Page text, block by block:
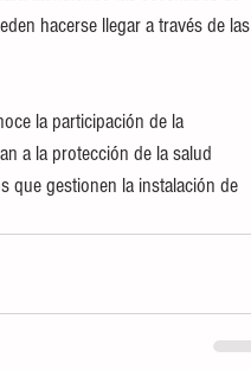
hacerse llegar a través de las
la participación de la
a la protección de la salud
que gestionen la instalación de